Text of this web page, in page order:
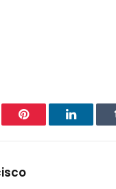
Pinterest LinkedIn